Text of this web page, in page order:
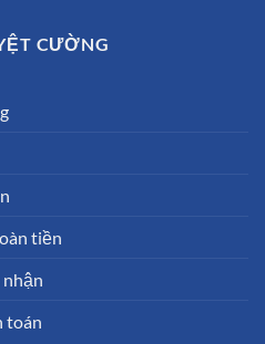
CƯỜNG
tiền
nhận
toán